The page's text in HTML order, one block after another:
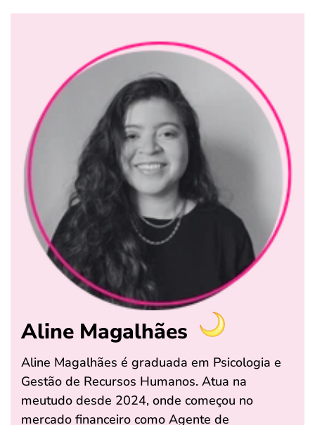
Aline Magalhães
Aline Magalhães é graduada em Psicologia e
Gestão de Recursos Humanos. Atua na
meutudo desde 2024, onde começou no
mercado financeiro como Agente de